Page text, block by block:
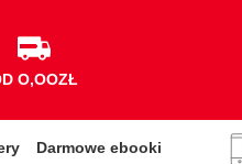
O,OOZŁ
Darmowe ebooki